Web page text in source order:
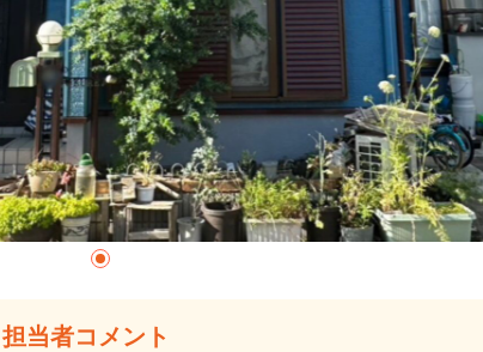
担当者コメント